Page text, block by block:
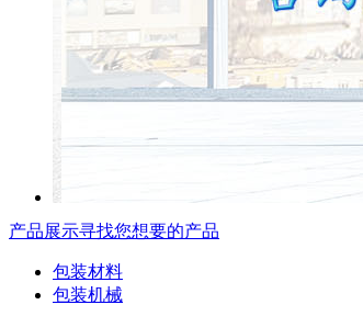
产品展示寻找您想要的产品
包装材料
包装机械